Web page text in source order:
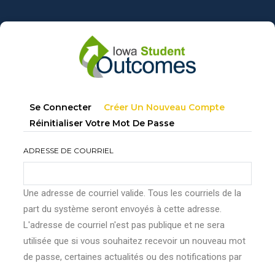
au
Onglets
principaux
Se Connecter Créer Un Nouveau Compte
Réinitialiser Votre Mot De Passe
ADRESSE DE COURRIEL
Une adresse de courriel valide. Tous les courriels de la
part du système seront envoyés à cette adresse.
L'adresse de courriel n'est pas publique et ne sera
utilisée que si vous souhaitez recevoir un nouveau mot
de passe, certaines actualités ou des notifications par